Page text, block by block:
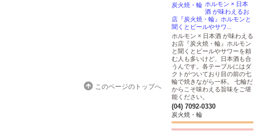
このページのトップへ
ホルモン × 日本
酒 が味わえるお
店『炭火焼・輪』ホルモンと
聞くとビールやサワ...
ホルモン × 日本酒 が味わえる
お店『炭火焼・輪』ホルモン
と聞くとビールやサワーを頼
む人も多いけど、日本酒も合
うんです。各テーブルにはダ
クトがついており目の前の七
輪で焼きながら一杯。 七輪だ
からこそ味わえる旨味をご堪
能ください。
(04) 7092-0330
炭火焼・輪